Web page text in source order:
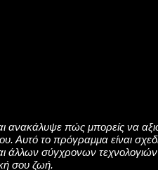
πώς μπορείς να
Αυτό το πρόγραμμα είναι
άλλων σύγχρονων
σου ζωή.